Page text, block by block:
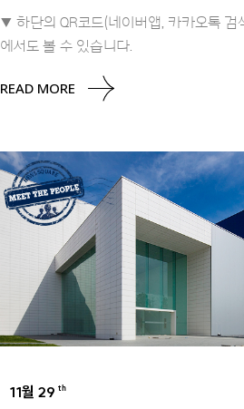
▼ 하단의 QR코드(네이버앱, 카카오톡 검
에서도 볼 수 있습니다.
READ MORE
11월 29 th